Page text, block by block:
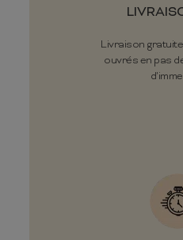
Livraison
ouvrés en pas